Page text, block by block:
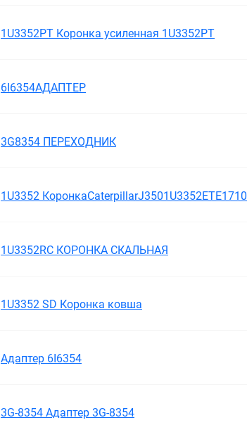
1U3352PT Коронка усиленная 1U3352PT
6I6354АДАПТЕР
3G8354 ПЕРЕХОДНИК
1U3352 КоронкаCaterpillarJ3501U3352ETE1710
1U3352RC КОРОНКА СКАЛЬНАЯ
1U3352 SD Коронка ковша
Адаптер 6I6354
3G-8354 Адаптер 3G-8354